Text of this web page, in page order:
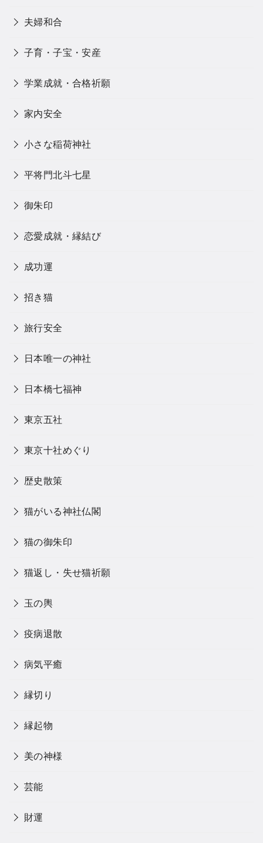
夫婦和合
子育・子宝・安産
学業成就・合格祈願
家内安全
小さな稲荷神社
平将門北斗七星
御朱印
恋愛成就・縁結び
成功運
招き猫
旅行安全
日本唯一の神社
日本橋七福神
東京五社
東京十社めぐり
歴史散策
猫がいる神社仏閣
猫の御朱印
猫返し・失せ猫祈願
玉の輿
疫病退散
病気平癒
縁切り
縁起物
美の神様
芸能
財運